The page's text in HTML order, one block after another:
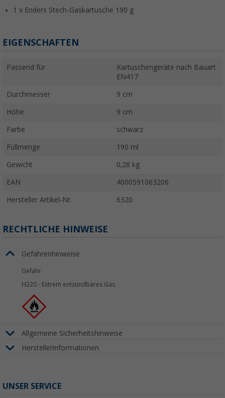
1 x Enders Stech-Gaskartusche 190 g
EIGENSCHAFTEN
Passend für
Kartuschengeräte nach Bauart
EN417
Durchmesser 9 cm
Höhe 9 cm
Farbe schwarz
Füllmenge 190 ml
Gewicht 0,28 kg
EAN 4000591063206
Hersteller Artikel-Nr. 6320
RECHTLICHE HINWEISE
Gefahrenhinweise
Gefahr
H220 - Extrem entzündbares Gas.
Allgemeine Sicherheitshinweise
Herstellerinformationen
UNSER SERVICE